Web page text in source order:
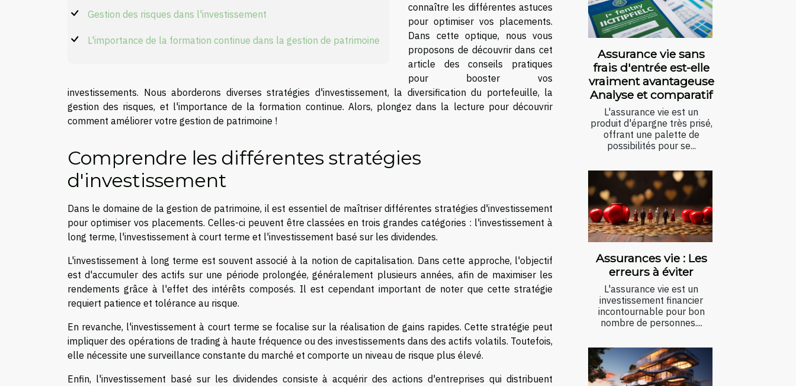
Gestion des risques dans l'investissement
L'importance de la formation continue dans la gestion de patrimoine
connaître les différentes astuces
pour optimiser vos placements.
Dans cette optique, nous vous
proposons de découvrir dans cet
article des conseils pratiques
pour booster vos
investissements. Nous aborderons diverses stratégies d'investissement, la diversification du portefeuille, la
gestion des risques, et l'importance de la formation continue. Alors, plongez dans la lecture pour découvrir
comment améliorer votre gestion de patrimoine !
Comprendre les différentes stratégies
d'investissement
Dans le domaine de la gestion de patrimoine, il est essentiel de maîtriser différentes stratégies d'investissement
pour optimiser vos placements. Celles-ci peuvent être classées en trois grandes catégories : l'investissement à
long terme, l'investissement à court terme et l'investissement basé sur les dividendes.
L'investissement à long terme est souvent associé à la notion de capitalisation. Dans cette approche, l'objectif
est d'accumuler des actifs sur une période prolongée, généralement plusieurs années, afin de maximiser les
rendements grâce à l'effet des intérêts composés. Il est cependant important de noter que cette stratégie
requiert patience et tolérance au risque.
En revanche, l'investissement à court terme se focalise sur la réalisation de gains rapides. Cette stratégie peut
impliquer des opérations de trading à haute fréquence ou des investissements dans des actifs volatils. Toutefois,
elle nécessite une surveillance constante du marché et comporte un niveau de risque plus élevé.
Enfin, l'investissement basé sur les dividendes consiste à acquérir des actions d'entreprises qui distribuent
Assurance vie sans
frais d'entrée est-elle
vraiment avantageuse
Analyse et comparatif
L'assurance vie est un
produit d'épargne très prisé,
offrant une palette de
possibilités pour se...
Assurances vie : Les
erreurs à éviter
L'assurance vie est un
investissement financier
incontournable pour bon
nombre de personnes....